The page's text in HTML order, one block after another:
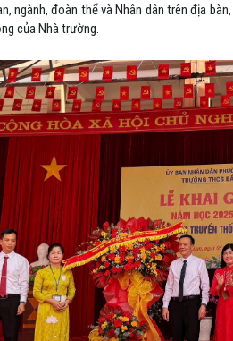
, ngành,đoàn thể vàNhân dântrên địa bàn,
của Nhà trường.